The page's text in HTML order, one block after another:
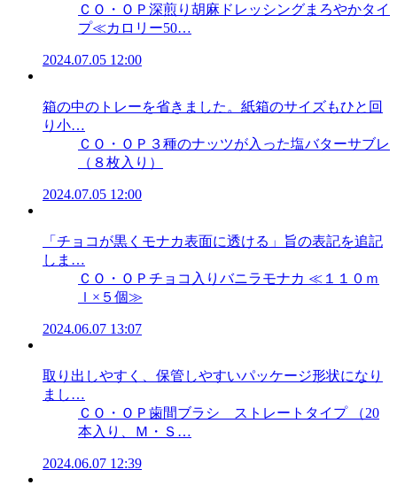
ＣＯ・ＯＰ深煎り胡麻ドレッシングまろやかタイ
プ≪カロリー50…
2024.07.05 12:00
箱の中のトレーを省きました。紙箱のサイズもひと回
り小…
ＣＯ・ＯＰ３種のナッツが入った塩バターサブレ
（８枚入り）
2024.07.05 12:00
「チョコが黒くモナカ表面に透ける」旨の表記を追記
しま…
ＣＯ・ＯＰチョコ入りバニラモナカ ≪１１０ｍ
ｌ×５個≫
2024.06.07 13:07
取り出しやすく、保管しやすいパッケージ形状になり
まし…
ＣＯ・ＯＰ歯間ブラシ ストレートタイプ （20
本入り、Ｍ・Ｓ…
2024.06.07 12:39